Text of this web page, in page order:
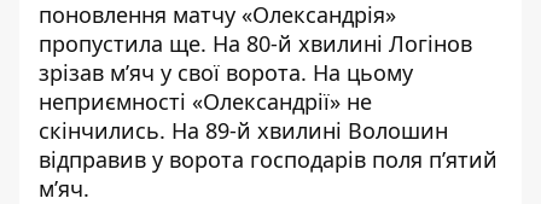
поновлення матчу «Олександрія»
пропустила ще. На 80-й хвилині Логінов
зрізав м’яч у свої ворота. На цьому
неприємності «Олександрії» не
скінчились. На 89-й хвилині Волошин
відправив у ворота господарів поля п’ятий
м’яч.